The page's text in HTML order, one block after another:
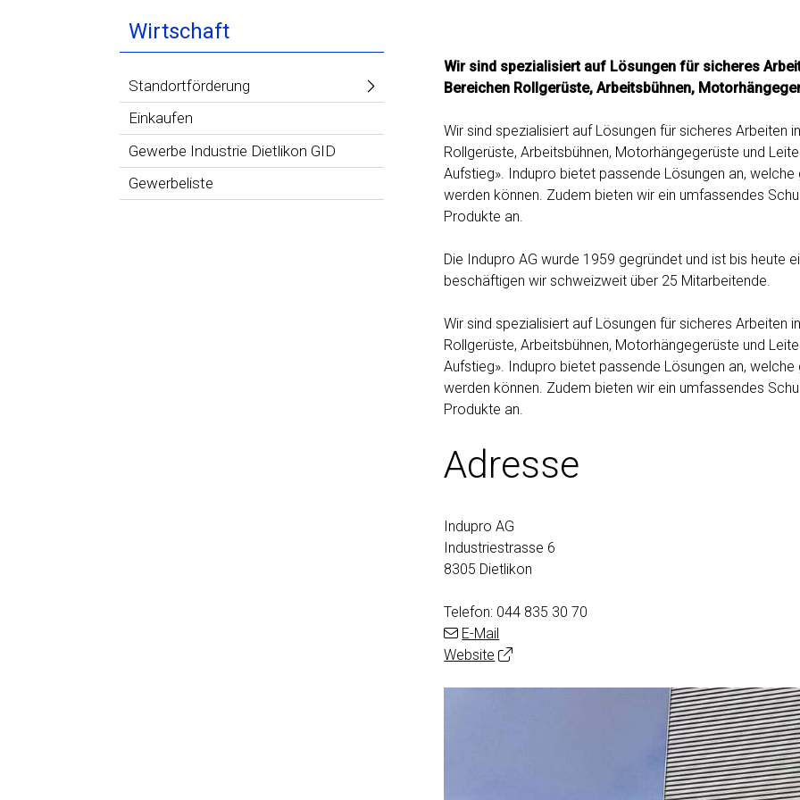
Wirtschaft
Standortförderung
Einkaufen
Gewerbe Industrie Dietlikon GID
Gewerbeliste
Wir sind spezialisiert auf Lösungen für sicheres
Bereichen Rollgerüste, Arbeitsbühnen,
Wir sind spezialisiert auf Lösungen für sicheres Arbeiten
Rollgerüste, Arbeitsbühnen, Motorhängegerüste und
Aufstieg». Indupro bietet passende Lösungen an,
werden können. Zudem bieten wir ein umfassendes
Produkte an.
Die Indupro AG wurde 1959 gegründet und ist bis heute
beschäftigen wir schweizweit über 25 Mitarbeitende.
Wir sind spezialisiert auf Lösungen für sicheres Arbeiten
Rollgerüste, Arbeitsbühnen, Motorhängegerüste und
Aufstieg». Indupro bietet passende Lösungen an,
werden können. Zudem bieten wir ein umfassendes
Produkte an.
Adresse
Indupro AG
Industriestrasse 6
8305 Dietlikon
Telefon: 044 835 30 70
E-Mail
Website